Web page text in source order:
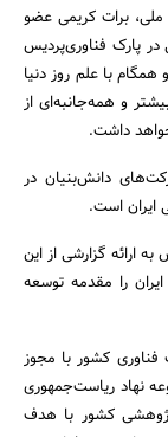
برات کریمی عضو
در پارک فناوری‌پردیس
با علم روز دنیا
و همه‌جانبه‌ای از
داشت.
دانش‌بنیان در
ایران است.
ارائه گزارشی از این
را مقدمه توسعه
فناوری کشور با مجوز
در سال 1384 در زیرمجموعه نهاد ریاست‌جمهوری
کشور با هدف